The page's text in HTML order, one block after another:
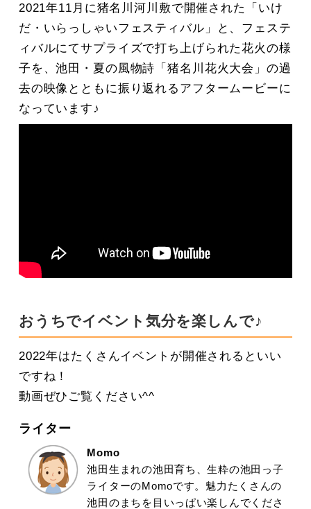
2021年11月に猪名川河川敷で開催された「いけ
だ・いらっしゃいフェスティバル」と、フェステ
ィバルにてサプライズで打ち上げられた花火の様
子を、池田・夏の風物詩「猪名川花火大会」の過
去の映像とともに振り返れるアフタームービーに
なっています♪
おうちでイベント気分を楽しんで♪
2022年はたくさんイベントが開催されるといい
ですね！
動画ぜひご覧ください^^
ライター
Momo
池田生まれの池田育ち、生粋の池田っ子
ライターのMomoです。魅力たくさんの
池田のまちを目いっぱい楽しんでくださ